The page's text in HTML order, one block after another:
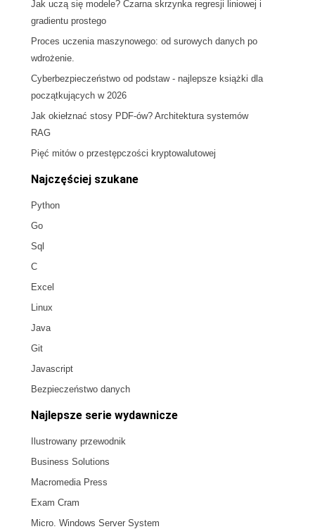
Jak uczą się modele? Czarna skrzynka regresji liniowej i
gradientu prostego
Proces uczenia maszynowego: od surowych danych po
wdrożenie.
Cyberbezpieczeństwo od podstaw - najlepsze książki dla
początkujących w 2026
Jak okiełznać stosy PDF-ów? Architektura systemów
RAG
Pięć mitów o przestępczości kryptowalutowej
Najczęściej szukane
Python
Go
Sql
C
Excel
Linux
Java
Git
Javascript
Bezpieczeństwo danych
Najlepsze serie wydawnicze
Ilustrowany przewodnik
Business Solutions
Macromedia Press
Exam Cram
Micro. Windows Server System